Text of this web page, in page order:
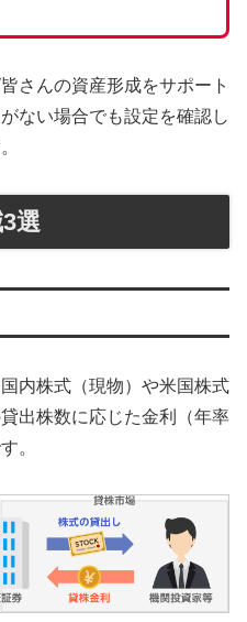
さんの資産形成をサポート
ない場合でも設定を確認し
選
内株式（現物）や米国株式
出株数に応じた金利（年率
。